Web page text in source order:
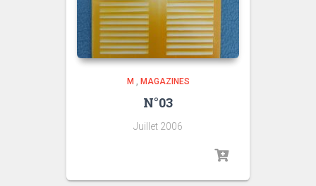
M , MAGAZINES
N°03
Juillet 2006